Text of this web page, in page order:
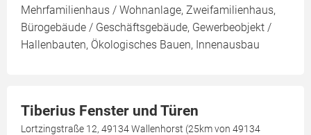
Mehrfamilienhaus / Wohnanlage, Zweifamilienhaus,
Bürogebäude / Geschäftsgebäude, Gewerbeobjekt /
Hallenbauten, Ökologisches Bauen, Innenausbau
Tiberius Fenster und Türen
Lortzingstraße 12, 49134 Wallenhorst (25km von 49134